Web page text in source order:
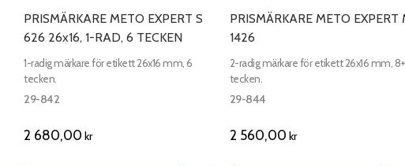
PRISMÄRKARE METO EXPERT S
626 26x16, 1-RAD, 6 TECKEN
1-radig märkare för etikett 26x16 mm, 6
tecken.
29-842
2 680,00 kr
PRISMÄRKARE METO EXPERT
1426
2-radig märkare för etikett 26x16 mm,
tecken.
29-844
2 560,00 kr